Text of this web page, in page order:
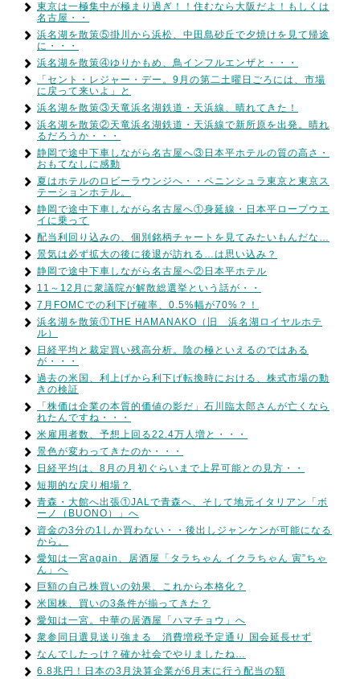
東京は一極集中が極まり過ぎ！！住むなら大阪だよ！もしくは
名古屋・・
浜名湖を散策⑤掛川から浜松、中田島砂丘で夕焼けを見て帰途
に・・・
浜名湖を散策④ゆりかもめ、鳥インフルエンザと・・・
「セント・レジャー・デー。9月の第二土曜日ごろには、市場
に戻って来いよ」と
浜名湖を散策③天竜浜名湖鉄道・天浜線、晴れてきた！
浜名湖を散策②天竜浜名湖鉄道・天浜線で新所原を出発。晴れ
るだろうか・・・
静岡で途中下車しながら名古屋へ③日本平ホテルの質の高さ・
おもてなしに感動
夏はホテルのロビーラウンジへ・・ペニンシュラ東京と東京ス
テーションホテル。
静岡で途中下車しながら名古屋へ①身延線・日本平ロープウエ
イに乗って
配当利回り込みの、個別銘柄チャートを見てみたいもんだな…
景気は必ず拡大の後に後退が訪れる…は思い込み？
静岡で途中下車しながら名古屋へ②日本平ホテル
11～12月に衆議院が解散総選挙という話が・・
7月FOMCでの利下げ確率、0.5%幅が70%？！
浜名湖を散策①THE HAMANAKO（旧 浜名湖ロイヤルホテ
ル）
日経平均と裁定買い残高分析。陰の極といえるのではある
が・・・
過去の米国、利上げから利下げ転換時における、株式市場の動
きの検証
「株価は企業の本質的価値の影だ」石川臨太郎さんが亡くなら
れたんですね・・・
米雇用者数、予想上回る22.4万人増と・・・
景色が変わってきたのか・・・
日経平均は、8月の月初ぐらいまで上昇可能との見方・・
短期的な戻り相場？
青森・大館へ出張①JALで青森へ、そして地元イタリアン「ボ
ーノ（BUONO）」へ
資金の3分の1しか買わない・・後出しジャンケンが可能になる
から。
愛知は一宮again、居酒屋「タラちゃん イクラちゃん 寅”ちゃ
ん」へ
巨額の自己株買いの効果、これから本格化？
米国株、買いの3条件が揃ってきた？
愛知は一宮。中華の居酒屋「ハマチョウ」へ
衆参同日選見送り強まる 消費増税予定通り 国会延長せず
なんでしたっけ？確か社会でやりましたね…
6.8兆円！日本の3月決算企業が6月末に行う配当の額